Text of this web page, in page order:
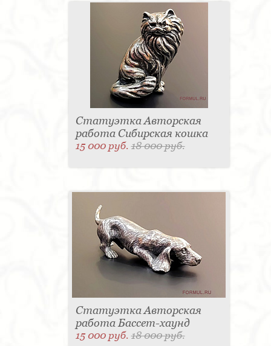
Статуэтка Авторская
работа Сибирская кошка
15 000 руб.18 000 руб.
Статуэтка Авторская
работа Бассет-хаунд
15 000 руб.18 000 руб.